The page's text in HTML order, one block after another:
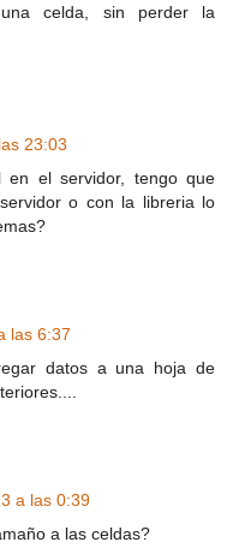
celda, sin perder la
23:03
en el servidor, tengo que
o con la libreria lo
las 6:37
datos a una hoja de
a las 0:39
a las celdas?